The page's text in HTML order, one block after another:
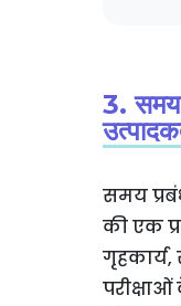
3.
समय
की एक